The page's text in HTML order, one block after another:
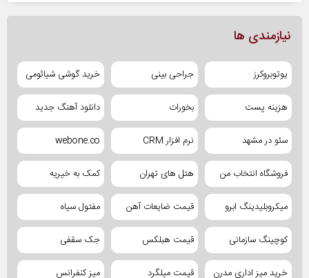
نیازمندی ها
یوتوبروکرز جراحی بینی خرید گوشی شیائومی
هزینه پست بخورات دانلود آهنگ جدید
سئو در مشهد نرم افزار CRM webone.co
فروشگاه انتخاب من هتل های تهران کمک به خیریه
میکروبلیدینگ ابرو قیمت ضایعات آهن مفتول سیاه
کوچینگ سازمانی قیمت هبلکس جک سقفی
خرید میز اداری مدرن قیمت میلگرد میز کنفرانس